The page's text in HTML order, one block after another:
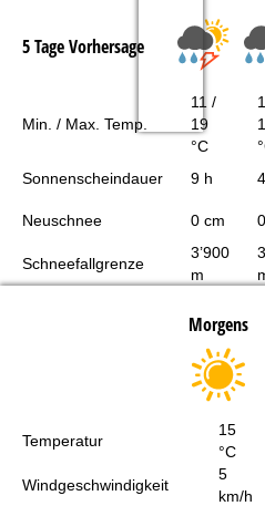
5 Tage Vorhersage
Min. / Max. Temp.
11 /
19
°C
Sonnenscheindauer
9 h
Neuschnee 0 cm
Schneefallgrenze
3’900
m
Morgens
Temperatur
15
°C
Windgeschwindigkeit
5
km/h